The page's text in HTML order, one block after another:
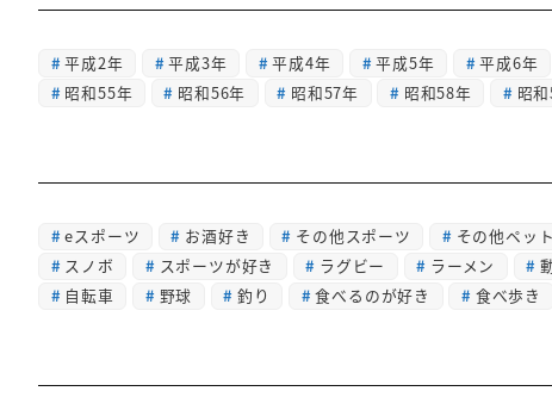
平成2年 平成3年 平成4年 平成5年 平成6年
昭和55年
昭和56年 昭和57年 昭和58年 昭
eスポーツ お酒好き その他スポーツ その他ペット
スノボ
スポーツが好き ラグビー ラーメン
自転車
野球 釣り 食べるのが好き 食べ歩き